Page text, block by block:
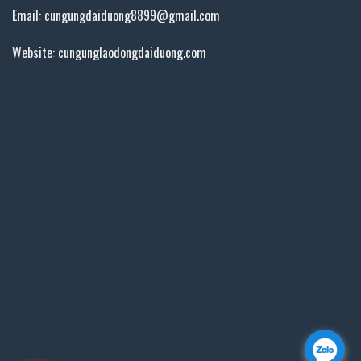
Email: cungungdaiduong8899@gmail.com
Website: cungunglaodongdaiduong.com